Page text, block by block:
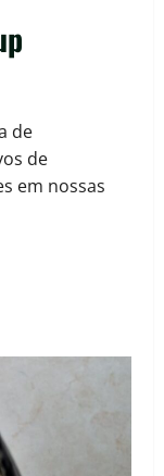
de
de
em nossas